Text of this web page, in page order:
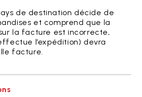
de destination décide de
et comprend que la
la facture est incorrecte,
l’expédition) devra
facture.